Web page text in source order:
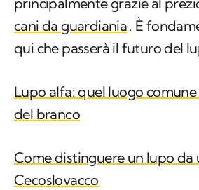
cani da guardiania. È
qui che passerà il futuro del
Lupo alfa: quel luogo
del branco
Come distinguere un lupo da
Cecoslovacco